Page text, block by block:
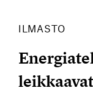
ILMASTO